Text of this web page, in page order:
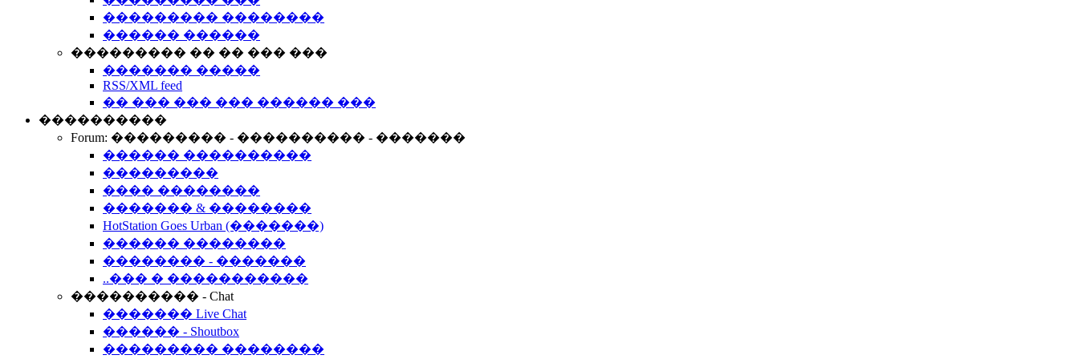
��������� ��������
������ ������
��������� �� �� ��� ���
������� �����
RSS/XML feed
�� ��� ��� ��� ������ ���
����������
Forum: ��������� - ���������� - �������
������ ����������
���������
���� ��������
������� & ��������
HotStation Goes Urban (�������)
������ ��������
�������� - �������
..��� � �����������
���������� - Chat
������� Live Chat
������ - Shoutbox
��������� ��������